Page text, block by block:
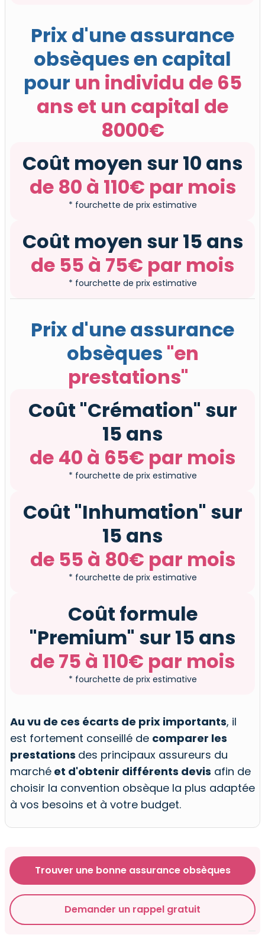
Prix d'une assurance
obsèques en capital
pour un individu de 65
ans et un capital de
8000€
Coût moyen sur 10 ans
de 80 à 110€ par mois
* fourchette de prix estimative
Coût moyen sur 15 ans
de 55 à 75€ par mois
* fourchette de prix estimative
Prix d'une assurance
obsèques "en
prestations"
Coût "Crémation" sur
15 ans
de 40 à 65€ par mois
* fourchette de prix estimative
Coût "Inhumation" sur
15 ans
de 55 à 80€ par mois
* fourchette de prix estimative
Coût formule
"Premium" sur 15 ans
de 75 à 110€ par mois
* fourchette de prix estimative
Au vu de ces écarts de prix importants, il
est fortement conseillé de comparer les
prestations des principaux assureurs du
marché et d'obtenir différents devis afin de
choisir la convention obsèque la plus adaptée
à vos besoins et à votre budget.
Trouver une bonne assurance obsèques
Demander un rappel gratuit